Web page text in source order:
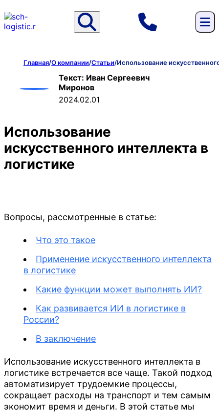
Главная/О компании/Статьи/Использование
Текст: Иван Сергеевич
Миронов
2024.02.01
Использование
искусственного интеллекта в
логистике
Вопросы, рассмотренные в статье:
Что это такое
Применение искусственного интеллекта
в логистике
Какие функции может выполнять ИИ?
Как развивается ИИ в логистике в
России?
В заключение
Использование искусственного интеллекта в
логистике встречается все чаще. Такой подход
автоматизирует трудоемкие процессы,
сокращает расходы на транспорт и тем самым
экономит время и деньги. В этой статье мы